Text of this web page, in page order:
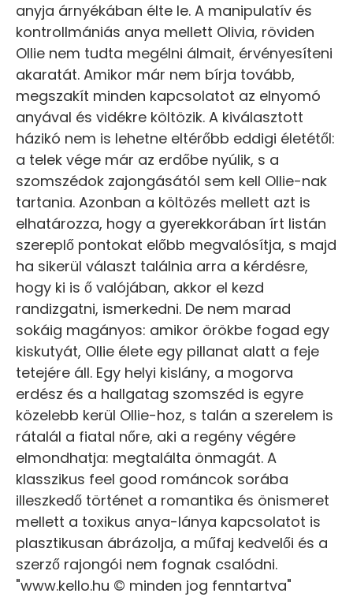
anyja árnyékában élte le. A manipulatív és
kontrollmániás anya mellett Olivia, röviden
Ollie nem tudta megélni álmait, érvényesíteni
akaratát. Amikor már nem bírja tovább,
megszakít minden kapcsolatot az elnyomó
anyával és vidékre költözik. A kiválasztott
házikó nem is lehetne eltérőbb eddigi életétől:
a telek vége már az erdőbe nyúlik, s a
szomszédok zajongásától sem kell Ollie-nak
tartania. Azonban a költözés mellett azt is
elhatározza, hogy a gyerekkorában írt listán
szereplő pontokat előbb megvalósítja, s majd
ha sikerül választ találnia arra a kérdésre,
hogy ki is ő valójában, akkor el kezd
randizgatni, ismerkedni. De nem marad
sokáig magányos: amikor örökbe fogad egy
kiskutyát, Ollie élete egy pillanat alatt a feje
tetejére áll. Egy helyi kislány, a mogorva
erdész és a hallgatag szomszéd is egyre
közelebb kerül Ollie-hoz, s talán a szerelem is
rátalál a fiatal nőre, aki a regény végére
elmondhatja: megtalálta önmagát. A
klasszikus feel good románcok sorába
illeszkedő történet a romantika és önismeret
mellett a toxikus anya-lánya kapcsolatot is
plasztikusan ábrázolja, a műfaj kedvelői és a
szerző rajongói nem fognak csalódni.
"www.kello.hu © minden jog fenntartva"